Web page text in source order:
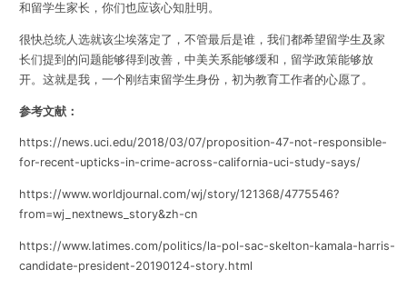
和留学生家长，你们也应该心知肚明。
很快总统人选就该尘埃落定了，不管最后是谁，我们都希望留学生及家
长们提到的问题能够得到改善，中美关系能够缓和，留学政策能够放
开。这就是我，一个刚结束留学生身份，初为教育工作者的心愿了。
参考文献：
https://news.uci.edu/2018/03/07/proposition-47-not-responsible-
for-recent-upticks-in-crime-across-california-uci-study-says/
https://www.worldjournal.com/wj/story/121368/4775546?
from=wj_nextnews_story&zh-cn
https://www.latimes.com/politics/la-pol-sac-skelton-kamala-harris-
candidate-president-20190124-story.html